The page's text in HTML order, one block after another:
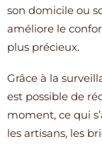
son domicile ou
améliore le
plus précieux.
Grâce à la
est possible de
moment, ce qui
les artisans, les